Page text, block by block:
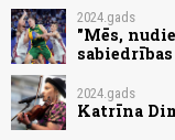
2024.gads
"Mēs,
2024.gads
Katrīna